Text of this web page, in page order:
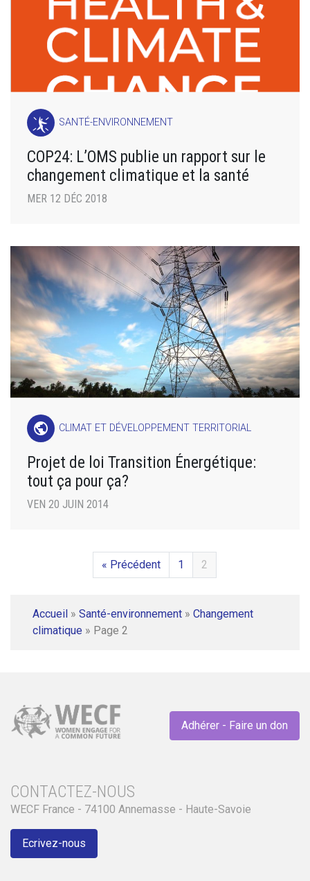
SANTÉ-ENVIRONNEMENT
COP24: L’OMS publie un rapport sur le
changement climatique et la santé
MER 12 DÉC 2018
public CLIMAT ET DÉVELOPPEMENT TERRITORIAL
Projet de loi Transition Énergétique:
tout ça pour ça?
VEN 20 JUIN 2014
« Précédent 1 2
Accueil » Santé-environnement » Changement
climatique » Page 2
Adhérer - Faire un don
CONTACTEZ-NOUS
WECF France - 74100 Annemasse - Haute-Savoie
Ecrivez-nous